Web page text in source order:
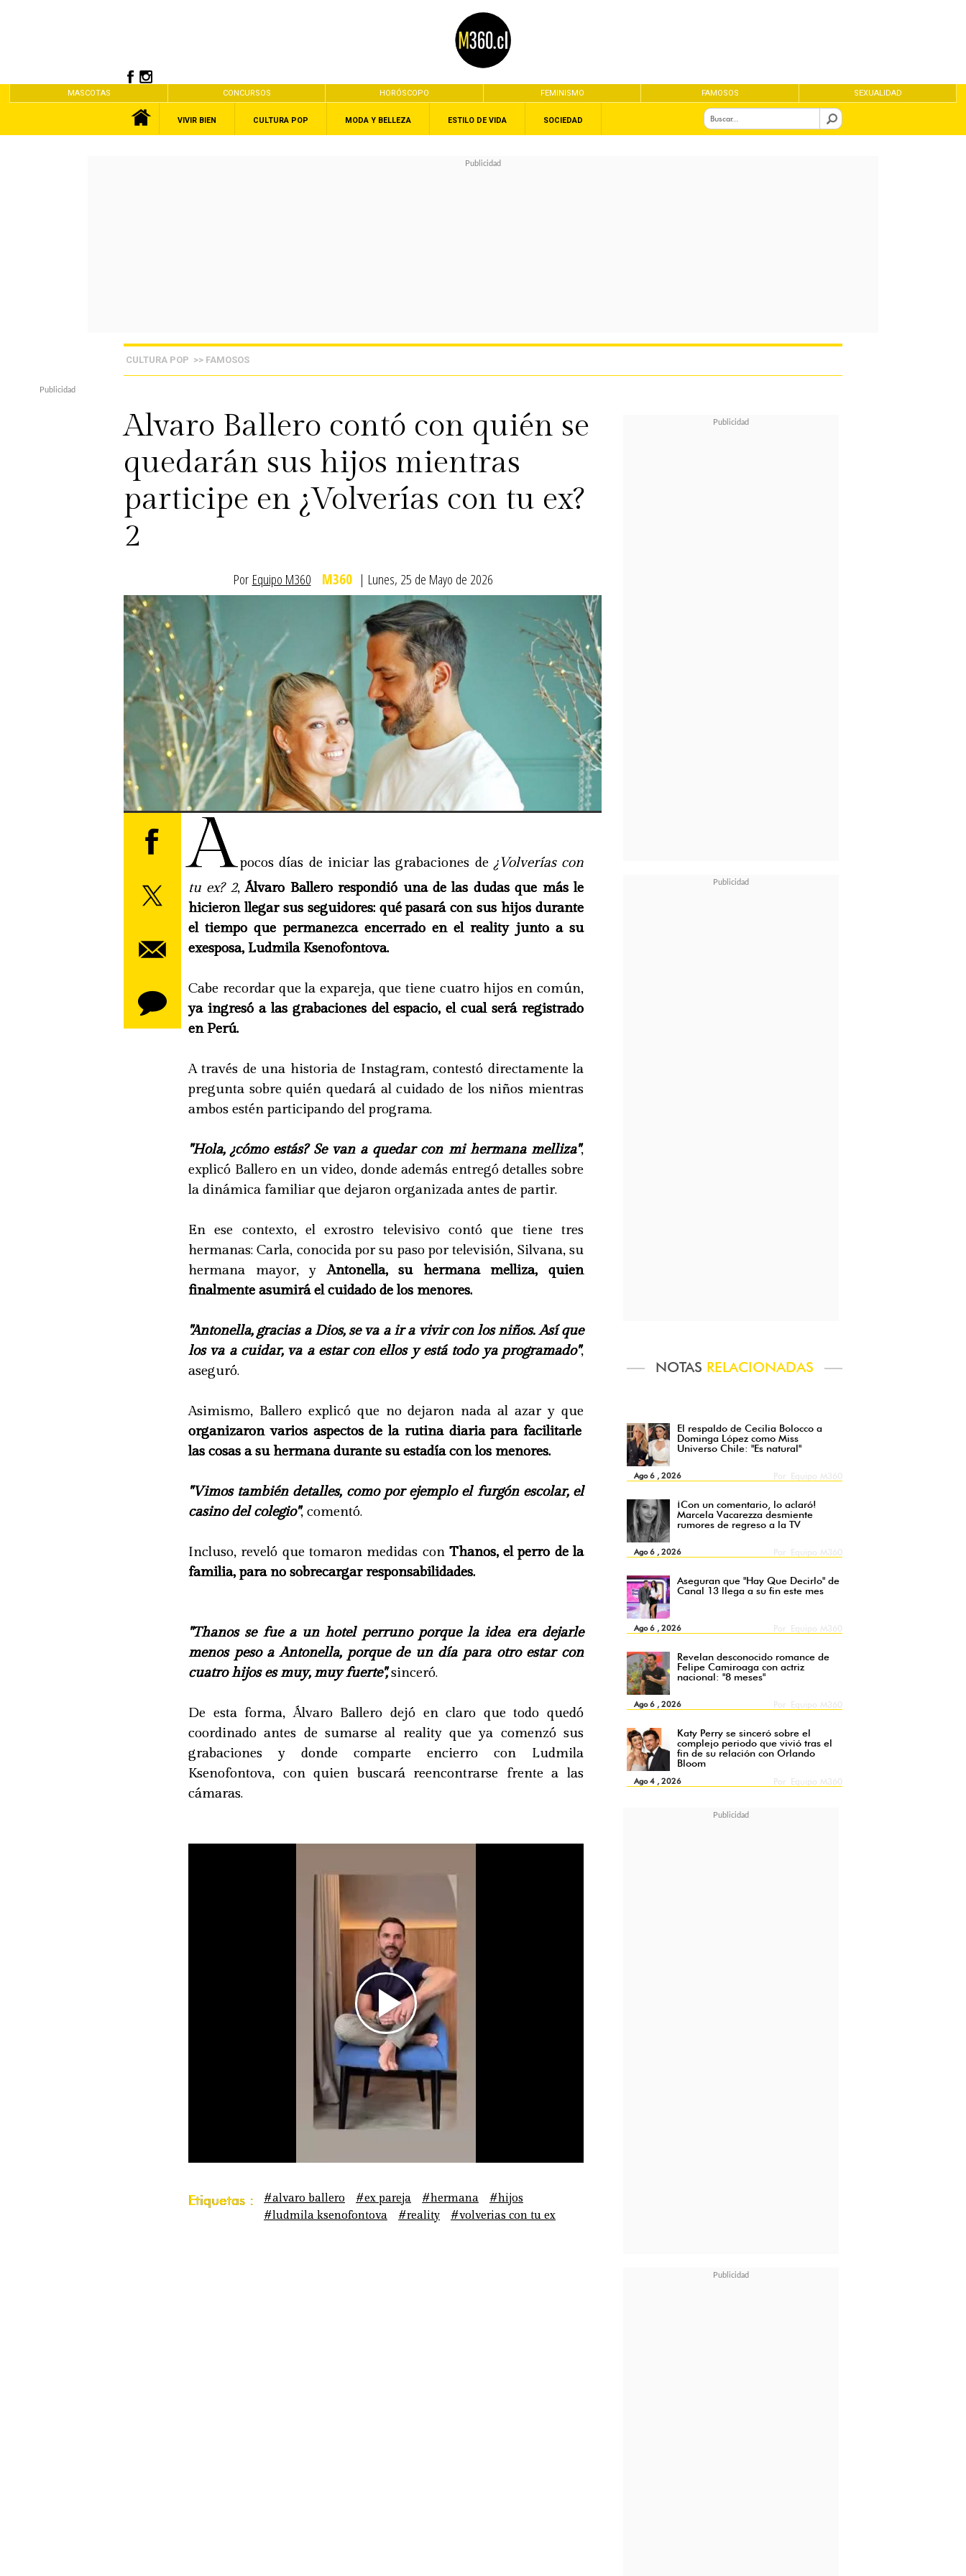
MASCOTAS CONCURSOS HORÓSCOPO FEMINISMO FAMOSOS SEXUALIDAD
VIVIR BIEN CULTURA POP MODA Y BELLEZA ESTILO DE VIDA SOCIEDAD
CULTURA POP >> FAMOSOS
Alvaro Ballero contó con quién se
quedarán sus hijos mientras
participe en ¿Volverías con tu ex?
2
Por Equipo M360 M360 | Lunes, 25 de Mayo de 2026
NOTAS RELACIONADAS
El respaldo de Cecilia Bolocco a
Dominga López como Miss
Universo Chile: "Es natural"
Ago 6 , 2026
¡Con un comentario, lo aclaró!
Marcela Vacarezza desmiente
rumores de regreso a la TV
Ago 6 , 2026
Aseguran que "Hay Que Decirlo" de
Canal 13 llega a su fin este mes
Ago 6 , 2026
Revelan desconocido romance de
Felipe Camiroaga con actriz
nacional: "8 meses"
Ago 6 , 2026
Katy Perry se sinceró sobre el
complejo periodo que vivió tras el
fin de su relación con Orlando
Bloom
Ago 4 , 2026
Apocos días de iniciar las grabaciones de ¿Volverías con
tu ex? 2,Álvaro Ballero respondió una de las dudas que más le
hicieron llegar sus seguidores: qué pasará con sus hijos durante
el tiempo que permanezca encerrado en el reality junto a su
exesposa, Ludmila Ksenofontova.
Cabe recordar que la expareja, que tiene cuatro hijos en común,
ya ingresó a las grabaciones del espacio, el cual será registrado
en Perú.
A través de una historia de Instagram, contestó directamente la
pregunta sobre quién quedará al cuidado de los niños mientras
ambos estén participando del programa.
"Hola, ¿cómo estás? Se van a quedar con mi hermana melliza",
explicó Ballero en un video, donde además entregó detalles sobre
la dinámica familiar que dejaron organizada antes de partir.
En ese contexto, el exrostro televisivo contó que tiene tres
hermanas: Carla, conocida por su paso por televisión, Silvana, su
hermana mayor, yAntonella, su hermana melliza, quien
finalmente asumirá el cuidado de los menores.
"Antonella, gracias a Dios, se va a ir a vivir con los niños. Así que
los va a cuidar, va a estar con ellos y está todo ya programado",
aseguró.
Asimismo, Ballero explicó que no dejaron nada al azar y que
organizaron varios aspectos de la rutina diaria para facilitarle
las cosas a su hermana durante su estadía con los menores.
"Vimos también detalles, como por ejemplo el furgón escolar, el
casino del colegio", comentó.
Incluso, reveló que tomaron medidas con Thanos, el perro de la
familia, para no sobrecargar responsabilidades.
"Thanos se fue a un hotel perruno porque la idea era dejarle
menos peso a Antonella, porque de un día para otro estar con
cuatro hijos es muy, muy fuerte", sinceró.
De esta forma, Álvaro Ballero dejó en claro que todo quedó
coordinado antes de sumarse al reality que ya comenzó sus
grabaciones y donde comparte encierro con Ludmila
Ksenofontova, con quien buscará reencontrarse frente a las
cámaras.
Etiquetas : #alvaro ballero #ex pareja #hermana
#hijos
#ludmila ksenofontova
#reality #volverias con tu ex